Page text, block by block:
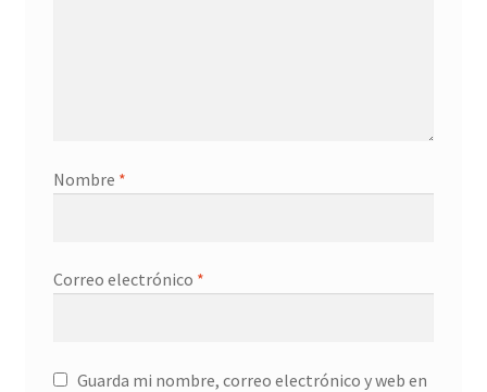
Nombre *
Correo electrónico *
Guarda mi nombre, correo electrónico y web en